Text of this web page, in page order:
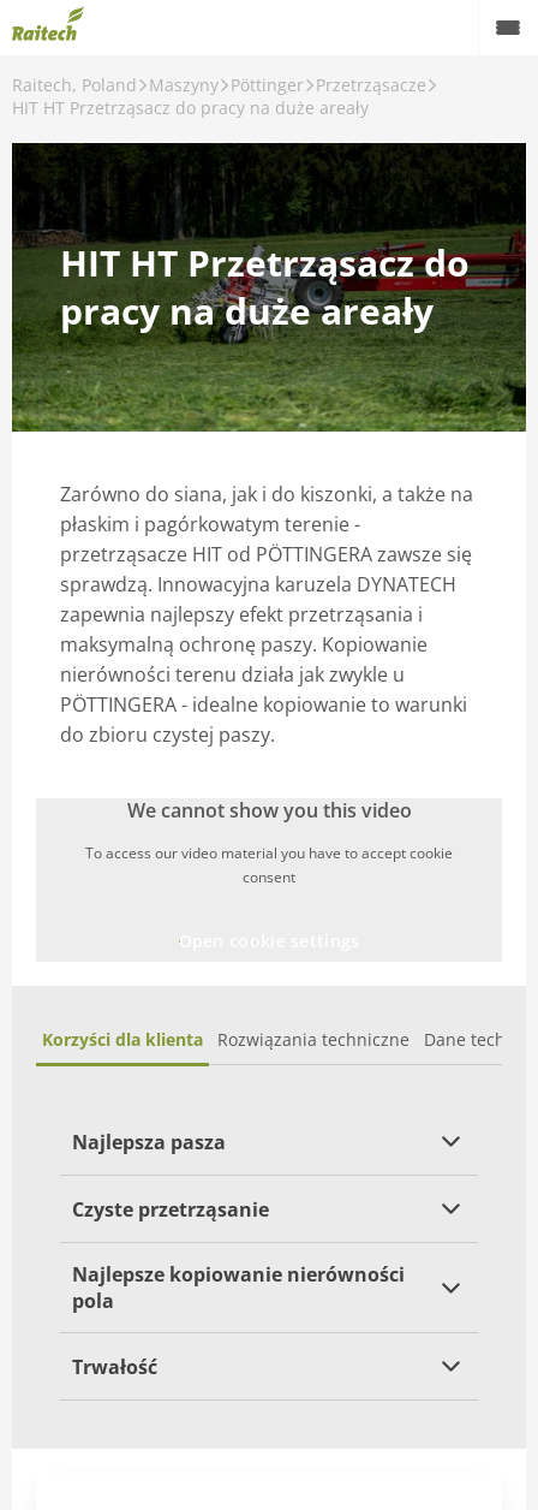
Raitech, Poland Maszyny Pöttinger Przetrząsacze
HIT HT Przetrząsacz do pracy na duże areały
HIT HT Przetrząsacz do
pracy na duże areały
Zarówno do siana, jak i do kiszonki, a także na
płaskim i pagórkowatym terenie -
przetrząsacze HIT od PÖTTINGERA zawsze się
sprawdzą. Innowacyjna karuzela DYNATECH
zapewnia najlepszy efekt przetrząsania i
maksymalną ochronę paszy. Kopiowanie
nierówności terenu działa jak zwykle u
PÖTTINGERA - idealne kopiowanie to warunki
do zbioru czystej paszy.
We cannot show you this video
To access our video material you have to accept cookie
consent
Open cookie settings
Korzyści dla klienta Rozwiązania techniczne Dane
Najlepsza pasza
Czyste przetrząsanie
Najlepsze kopiowanie nierówności
pola
Trwałość
Maszyny
Maszyny używane
Części zamienne
Serwis
Rolnictwo precyzyjne
Finansowanie
Kariera
Kontakt
Blog